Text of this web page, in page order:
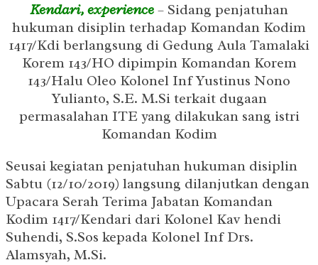
Kendari, experience– Sidang penjatuhan
hukuman disiplin terhadap Komandan Kodim
1417/Kdi berlangsung di Gedung Aula Tamalaki
Korem 143/HO dipimpin Komandan Korem
143/Halu Oleo Kolonel Inf Yustinus Nono
Yulianto, S.E. M.Si terkait dugaan
permasalahan ITE yang dilakukan sang istri
Komandan Kodim
Seusai kegiatan penjatuhan hukuman disiplin
Sabtu (12/10/2019) langsung dilanjutkan dengan
Upacara Serah Terima Jabatan Komandan
Kodim 1417/Kendari dari Kolonel Kav hendi
Suhendi, S.Sos kepada Kolonel Inf Drs.
Alamsyah, M.Si.